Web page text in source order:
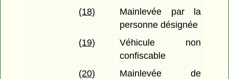
(18)
Mainlevée par la
personne désignée
(19)
Véhicule non
confiscable
(20)
Mainlevée de